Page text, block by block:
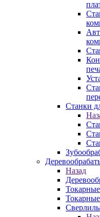
Станки
Назад